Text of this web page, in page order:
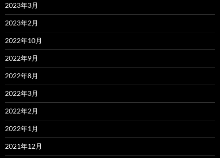
2023年3月
2023年2月
2022年10月
2022年9月
2022年8月
2022年3月
2022年2月
2022年1月
2021年12月